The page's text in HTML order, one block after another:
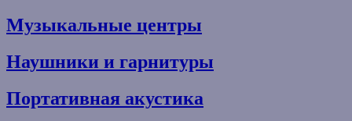
Музыкальные центры
Наушники и гарнитуры
Портативная акустика